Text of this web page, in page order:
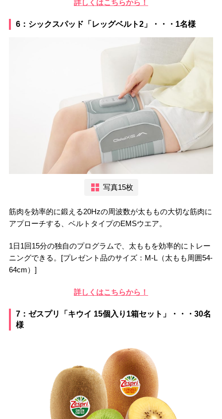
詳しくはこちらから！
6：シックスパッド「レッグベルト2」・・・1名様
写真15枚
筋肉を効率的に鍛える20Hzの周波数が太ももの大切な筋肉に
アプローチする、ベルトタイプのEMSウエア。
1日1回15分の独自のプログラムで、太ももを効率的にトレー
ニングできる。[プレゼント品のサイズ：M-L（太もも周囲54-
64cm）]
詳しくはこちらから！
7：ゼスプリ「キウイ 15個入り1箱セット」・・・30名
様